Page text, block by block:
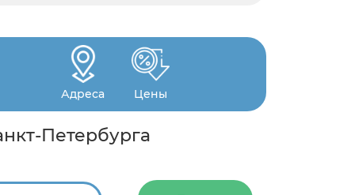
Адреса Цены
Петербурга